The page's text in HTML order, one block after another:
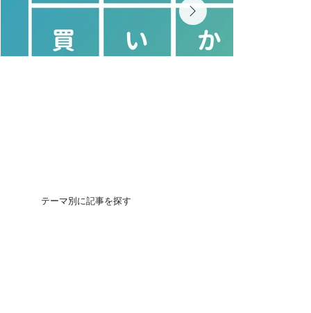
団地の買いかたテーマ別に記事を探す